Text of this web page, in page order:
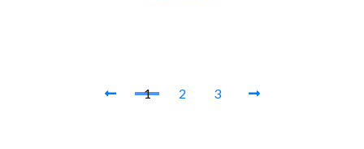
1 2 3